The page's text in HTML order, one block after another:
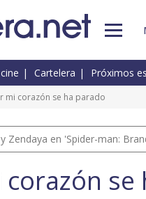
Cartelera Próximos
mi corazón se ha parado
Zendaya en 'Spider-man:
se